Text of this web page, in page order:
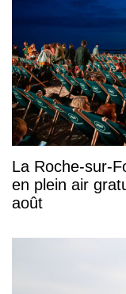
La Roche-sur-
en plein air
août